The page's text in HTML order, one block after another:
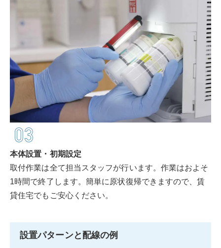
本体設置・初期設定
取付作業は全て担当スタッフが行います。作業はおよそ
1時間で終了します。簡単に原状復帰できますので、賃
貸住宅でもご安心ください。
設置パターンと配線の例